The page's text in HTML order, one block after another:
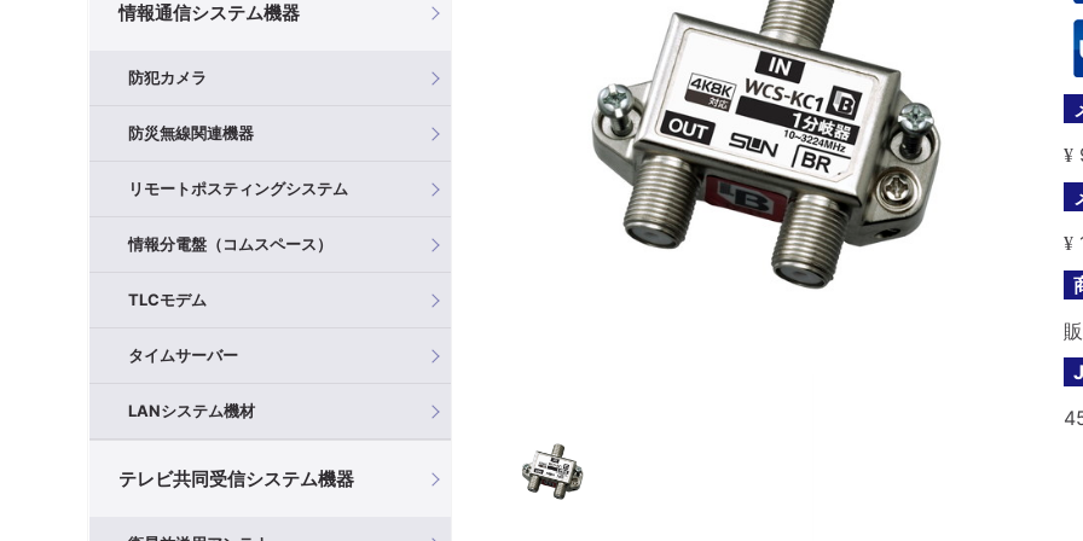
情報通信システム機器
防犯カメラ
防災無線関連機器
リモートポスティングシステム
情報分電盤（コムスペース）
TLCモデム
タイムサーバー
LANシステム機材
テレビ共同受信システム機器
¥
¥